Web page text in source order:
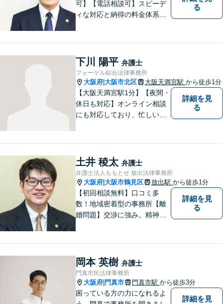
可】【電話相談可】スピーデ
ィな対応と納得の料金体系で
る
下川 陽平 弁護士
フォーゲル綜合法律事務所
大阪府 大阪市北区 大阪天満宮駅 から徒歩1分
【大阪天満宮駅1分】【夜間・
休日も対応】オンライン相談
にも対応しており、忙しい方
出せるよう全力を尽くして参
ります！企業法務から個人ト
ラブルまで幅広く対応。【完
全個室で相談】
詳細を見
る
土井 稜太 弁護士
弁護士法人ももとせ 放出法律事務所
大阪府 大阪市鶴見区 放出駅 から徒歩1分
【初回相談無料】口コミ多
数！地域密着型の事務所【離
婚問題】交渉に強み。精神的
迅速かつ丁寧な対応を心が
け、満足度の高い解決を目指
します【放出駅1分】
詳細を見
る
岡本 英樹 弁護士
門真市民法律事務所
大阪府 門真市 門真市駅 から徒歩3分
困っている方の力になれるよ
詳細を見